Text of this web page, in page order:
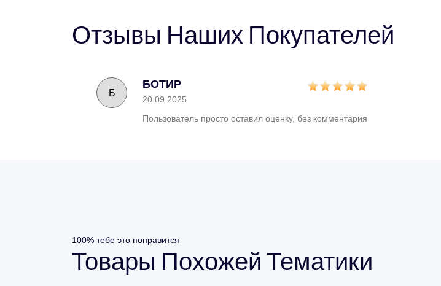
Отзывы Наших Покупателей
Б
БОТИР
20.09.2025
Пользователь просто оставил оценку, без комментария
100% тебе это понравится
Товары Похожей Тематики